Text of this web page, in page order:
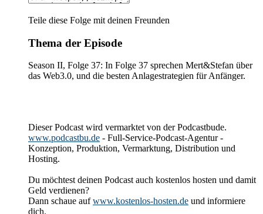
Teile diese Folge mit deinen Freunden
Thema der Episode
Season II, Folge 37: In Folge 37 sprechen Mert&Stefan über
das Web3.0, und die besten Anlagestrategien für Anfänger.
Dieser Podcast wird vermarktet von der Podcastbude.
www.podcastbu.de - Full-Service-Podcast-Agentur -
Konzeption, Produktion, Vermarktung, Distribution und
Hosting.
Du möchtest deinen Podcast auch kostenlos hosten und damit
Geld verdienen?
Dann schaue aufwww.kostenlos-hosten.de und informiere
dich.